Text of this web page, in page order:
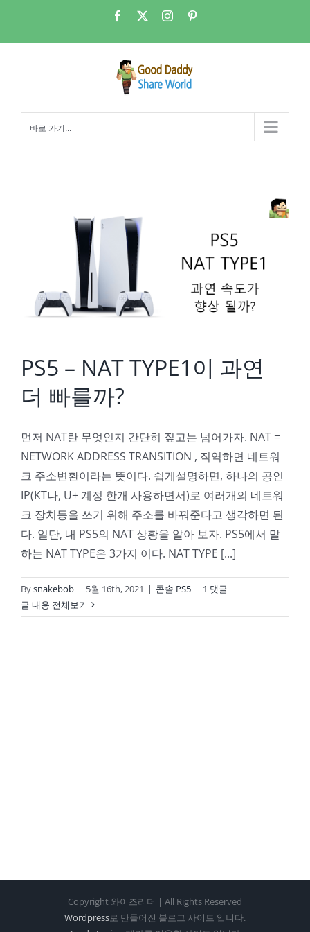
츠
Facebook Instagram
바로 가기...
PS5 – NAT TYPE1이 과연
더 빠를까?
먼저 NAT란 무엇인지 간단히 짚고는 넘어가자. NAT =
NETWORK ADDRESS TRANSITION , 직역하면 네트워
크 주소변환이라는 뜻이다. 쉽게설명하면, 하나의 공인
IP(KT나, U+ 계정 한개 사용하면서)로 여러개의 네트워
크 장치등을 쓰기 위해 주소를 바꿔준다고 생각하면 된
다. 일단, 내 PS5의 NAT 상황을 알아 보자. PS5에서 말
하는 NAT TYPE은 3가지 이다. NAT TYPE [...]
Bysnakebob | 5월 16th, 2021 | 콘솔 PS5 | 1 댓글
글 내용 전체보기
Copyright 와이즈리더 | All Rights Reserved
Wordpress로 만들어진 블로그 사이트 입니다.